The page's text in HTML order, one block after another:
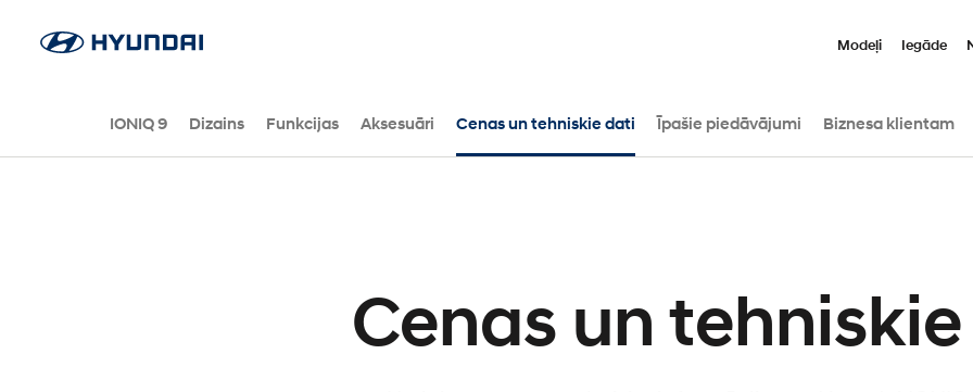
Modeļi Iegāde
IONIQ 9 Dizains Funkcijas Aksesuāri Cenas un tehniskie dati Īpašie piedāvājumi Biznesa klientam
Cenas un